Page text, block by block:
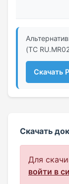
(ТС
Скачать
Скачать
Для
войти в